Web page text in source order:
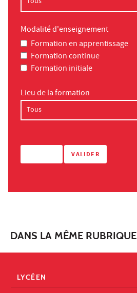
Modalité d'enseignement
Formation en apprentissage
Formation continue
Formation initiale
Lieu de la formation
DANS LA MÊME RUBRIQUE
LYCÉEN